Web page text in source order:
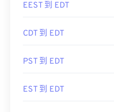
EEST 到 EDT
CDT 到 EDT
PST 到 EDT
EST 到 EDT